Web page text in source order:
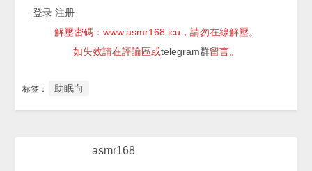
登录 注册
解壓密碼：www.asmr168.icu，請勿在線解壓。
如失效請在評論區或telegram群留言。
标签： 助眠向
asmr168